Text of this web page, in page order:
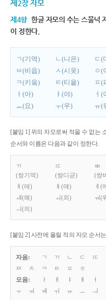
제2장 자모
제4항 한글 자모의 수는 스물넉
이 정한다.
ㄱ(기역) ㄴ(니은) ㄷ(
ㅂ(비읍)
ㅅ(시옷) ㅇ(
ㅋ(키읔)
ㅌ(티읕) ㅍ(
ㅏ(아)
ㅑ(야) ㅓ(
ㅛ(요)
ㅜ(우) ㅠ(
[붙임 1] 위의 자모로써 적을 수 없는
순서와 이름은 다음과 같이 정한다.
ㄲ
(쌍기역)
ㄸ
(쌍디귿)
ㅃ
(쌍
ㅐ(애)
ㅒ(얘) ㅔ(
ㅙ(왜)
ㅚ(외) ㅝ(
ㅢ(의)
[붙임 2] 사전에 올릴 적의 자모 순서
자음: ㄱ ㄲ ㄴ ㄷ ㄸ
ㅉ
ㅊ ㅋ ㅌ ㅍ
ㅎ
모음:
ㅏ ㅐ ㅑ ㅒ ㅓ
ㅜ
ㅝ ㅞ ㅟ ㅠ ㅡ ㅢ